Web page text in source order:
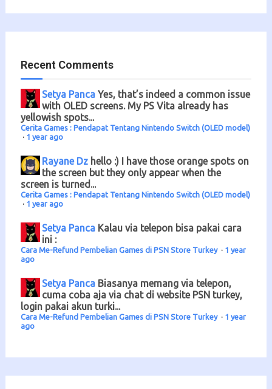
Recent Comments
Setya Panca Yes, that’s indeed a common issue
with OLED screens. My PS Vita already has
yellowish spots...
Cerita Games : Pendapat Tentang Nintendo Switch (OLED model)
· 1 year ago
Rayane Dz hello :) I have those orange spots on
the screen but they only appear when the
screen is turned...
Cerita Games : Pendapat Tentang Nintendo Switch (OLED model)
· 1 year ago
Setya Panca Kalau via telepon bisa pakai cara
ini :
Cara Me-Refund Pembelian Games di PSN Store Turkey · 1 year
ago
Setya Panca Biasanya memang via telepon,
cuma coba aja via chat di website PSN turkey,
login pakai akun turki...
Cara Me-Refund Pembelian Games di PSN Store Turkey · 1 year
ago